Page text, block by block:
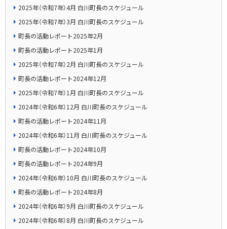
2025年（令和7年）4月 白川町長のスケジュール
2025年（令和7年）3月 白川町長のスケジュール
町長の活動レポート2025年2月
町長の活動レポート2025年1月
2025年（令和7年）2月 白川町長のスケジュール
町長の活動レポート2024年12月
2025年（令和7年）1月 白川町長のスケジュール
2024年（令和6年）12月 白川町長のスケジュール
町長の活動レポート2024年11月
2024年（令和6年）11月 白川町長のスケジュール
町長の活動レポート2024年10月
町長の活動レポート2024年9月
2024年（令和6年）10月 白川町長のスケジュール
町長の活動レポート2024年8月
2024年（令和6年）9月 白川町長のスケジュール
2024年（令和6年）8月 白川町長のスケジュール